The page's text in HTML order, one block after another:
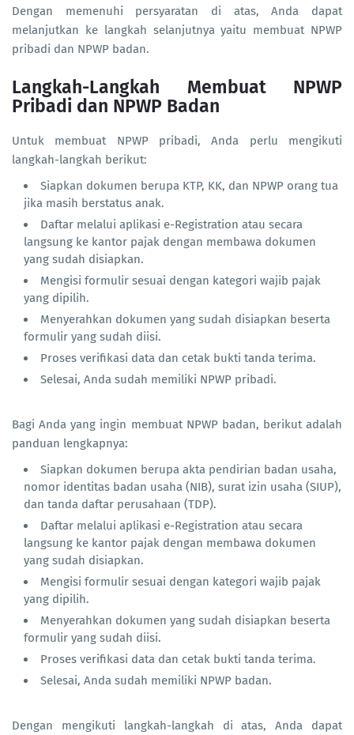
Dengan memenuhi persyaratan di atas, Anda dapat
melanjutkan ke langkah selanjutnya yaitu membuat NPWP
pribadi dan NPWP badan.
Langkah-Langkah Membuat NPWP
Pribadi dan NPWP Badan
Untuk membuat NPWP pribadi, Anda perlu mengikuti
langkah-langkah berikut:
Siapkan dokumen berupa KTP, KK, dan NPWP orang tua
jika masih berstatus anak.
Daftar melalui aplikasi e-Registration atau secara
langsung ke kantor pajak dengan membawa dokumen
yang sudah disiapkan.
Mengisi formulir sesuai dengan kategori wajib pajak
yang dipilih.
Menyerahkan dokumen yang sudah disiapkan beserta
formulir yang sudah diisi.
Proses verifikasi data dan cetak bukti tanda terima.
Selesai, Anda sudah memiliki NPWP pribadi.
Bagi Anda yang ingin membuat NPWP badan, berikut adalah
panduan lengkapnya:
Siapkan dokumen berupa akta pendirian badan usaha,
nomor identitas badan usaha (NIB), surat izin usaha (SIUP),
dan tanda daftar perusahaan (TDP).
Daftar melalui aplikasi e-Registration atau secara
langsung ke kantor pajak dengan membawa dokumen
yang sudah disiapkan.
Mengisi formulir sesuai dengan kategori wajib pajak
yang dipilih.
Menyerahkan dokumen yang sudah disiapkan beserta
formulir yang sudah diisi.
Proses verifikasi data dan cetak bukti tanda terima.
Selesai, Anda sudah memiliki NPWP badan.
Dengan mengikuti langkah-langkah di atas, Anda dapat